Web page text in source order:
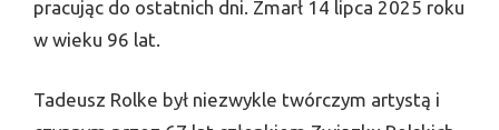
pracując do ostatnich dni. Zmarł 14 lipca 2025 roku
w wieku 96 lat.
Tadeusz Rolke był niezwykle twórczym artystą i